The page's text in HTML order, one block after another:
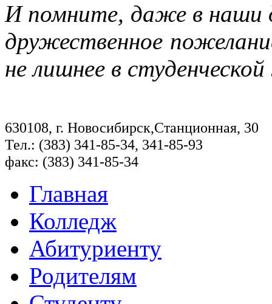
И помните, даже в наши
дружественное
не лишнее в
630108, г. Новосибирск,Станционная, 30
Тел.: (383) 341-85-34, 341-85-93
факс: (383) 341-85-34
Главная
Колледж
Абитуриенту
Родителям